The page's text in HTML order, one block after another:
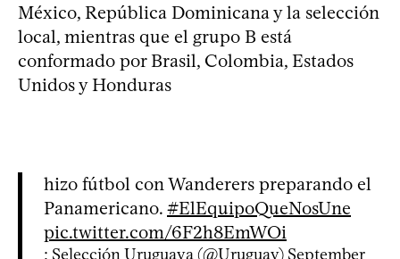
México, República Dominicana y la selección
local, mientras que el grupo B está
conformado por Brasil, Colombia, Estados
Unidos y Honduras
hizo fútbol con Wanderers preparando el
Panamericano. #ElEquipoQueNosUne
pic.twitter.com/6F2h8EmWOi
; Selección Uruguaya (@Uruguay) September